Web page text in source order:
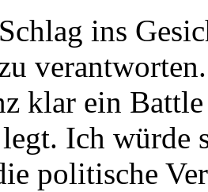
ins
klar ein
Ich würde
politische